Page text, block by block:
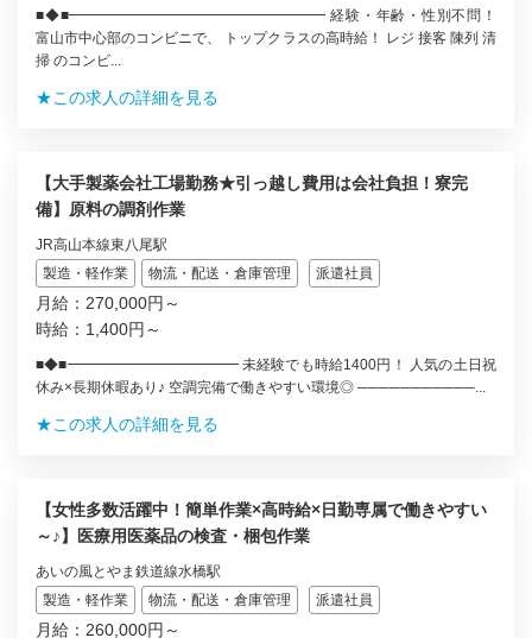
■◆■━━━━━━━━━━━━━━━━━━ 経験・年齢・性別不問！
富山市中心部のコンビニで、 トップクラスの高時給！ レジ 接客 陳列 清
掃 のコンビ...
★この求人の詳細を見る
【大手製薬会社工場勤務★引っ越し費用は会社負担！寮完
備】原料の調剤作業
JR高山本線東八尾駅
製造・軽作業
物流・配送・倉庫管理 派遣社員
月給：270,000円～
時給：1,400円～
■◆■━━━━━━━━━━━━ 未経験でも時給1400円！ 人気の土日祝
休み×長期休暇あり♪ 空調完備で働きやすい環境◎ ───────────...
★この求人の詳細を見る
【女性多数活躍中！簡単作業×高時給×日勤専属で働きやすい
～♪】医療用医薬品の検査・梱包作業
あいの風とやま鉄道線水橋駅
製造・軽作業
物流・配送・倉庫管理 派遣社員
月給：260,000円～